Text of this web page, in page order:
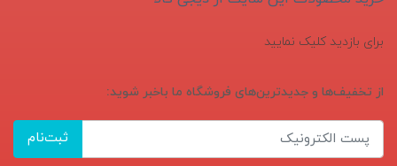
برای بازدید کلیک نمایید
از تخفیف‌ها و جدیدترین‌های فروشگاه ما باخبر شوید:
ثبت‌نام